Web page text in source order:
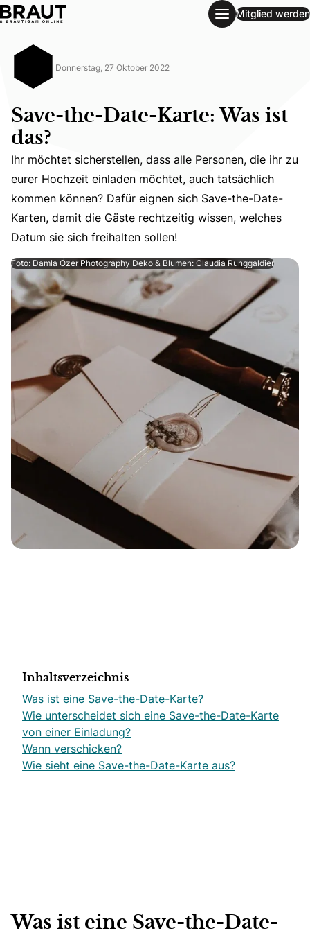
Mitglied werden
Donnerstag, 27 Oktober 2022
Save-the-Date-Karte: Was ist
das?
Ihr möchtet sicherstellen, dass alle Personen, die ihr zu
Ihr möchtet sicherstellen, dass alle Personen, die ihr zu
eurer Hochzeit einladen möchtet, auch tatsächlich
kommen können? Dafür eignen sich Save-the-Date-
Karten, damit die Gäste rechtzeitig wissen, welches
Datum sie sich freihalten sollen!
Foto: Damla Özer Photography Deko & Blumen: Claudia Runggaldier
Inhaltsverzeichnis
Was ist eine Save-the-Date-Karte?
Wie unterscheidet sich eine Save-the-Date-Karte
von einer Einladung?
Wann verschicken?
Wie sieht eine Save-the-Date-Karte aus?
Was ist eine Save-the-Date-